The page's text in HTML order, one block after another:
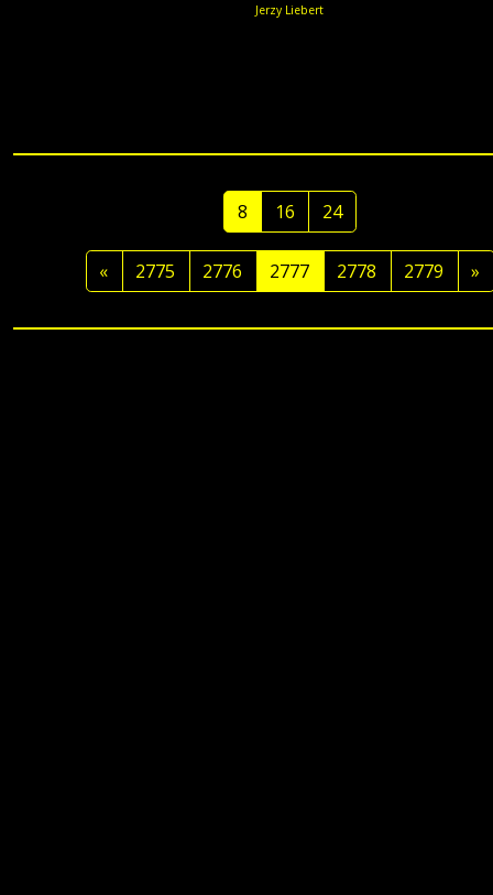
Jerzy Liebert
8 16 24
« 2775 2776 2777 2778 2779 »